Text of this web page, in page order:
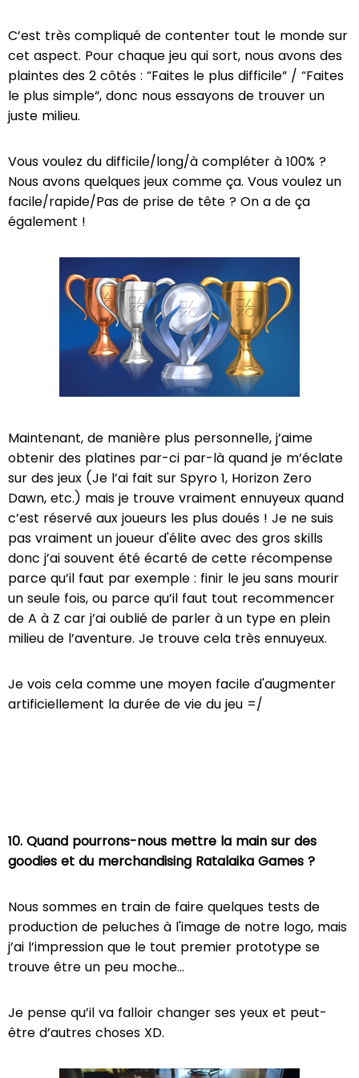
C’est très compliqué de contenter tout le monde sur
cet aspect. Pour chaque jeu qui sort, nous avons des
plaintes des 2 côtés : “Faites le plus difficile” / “Faites
le plus simple”, donc nous essayons de trouver un
juste milieu.
Vous voulez du difficile/long/à compléter à 100% ?
Nous avons quelques jeux comme ça. Vous voulez un
facile/rapide/Pas de prise de tête ? On a de ça
également !
Maintenant, de manière plus personnelle, j’aime
obtenir des platines par-ci par-là quand je m’éclate
sur des jeux (Je l’ai fait sur Spyro 1, Horizon Zero
Dawn, etc.) mais je trouve vraiment ennuyeux quand
c’est réservé aux joueurs les plus doués ! Je ne suis
pas vraiment un joueur d'élite avec des gros skills
donc j’ai souvent été écarté de cette récompense
parce qu’il faut par exemple : finir le jeu sans mourir
un seule fois, ou parce qu’il faut tout recommencer
de A à Z car j’ai oublié de parler à un type en plein
milieu de l’aventure. Je trouve cela très ennuyeux.
Je vois cela comme une moyen facile d'augmenter
artificiellement la durée de vie du jeu =/
10. Quand pourrons-nous mettre la main sur des
goodies et du merchandising Ratalaika Games ?
Nous sommes en train de faire quelques tests de
production de peluches à l'image de notre logo, mais
j’ai l’impression que le tout premier prototype se
trouve être un peu moche…
Je pense qu’il va falloir changer ses yeux et peut-
être d’autres choses XD.